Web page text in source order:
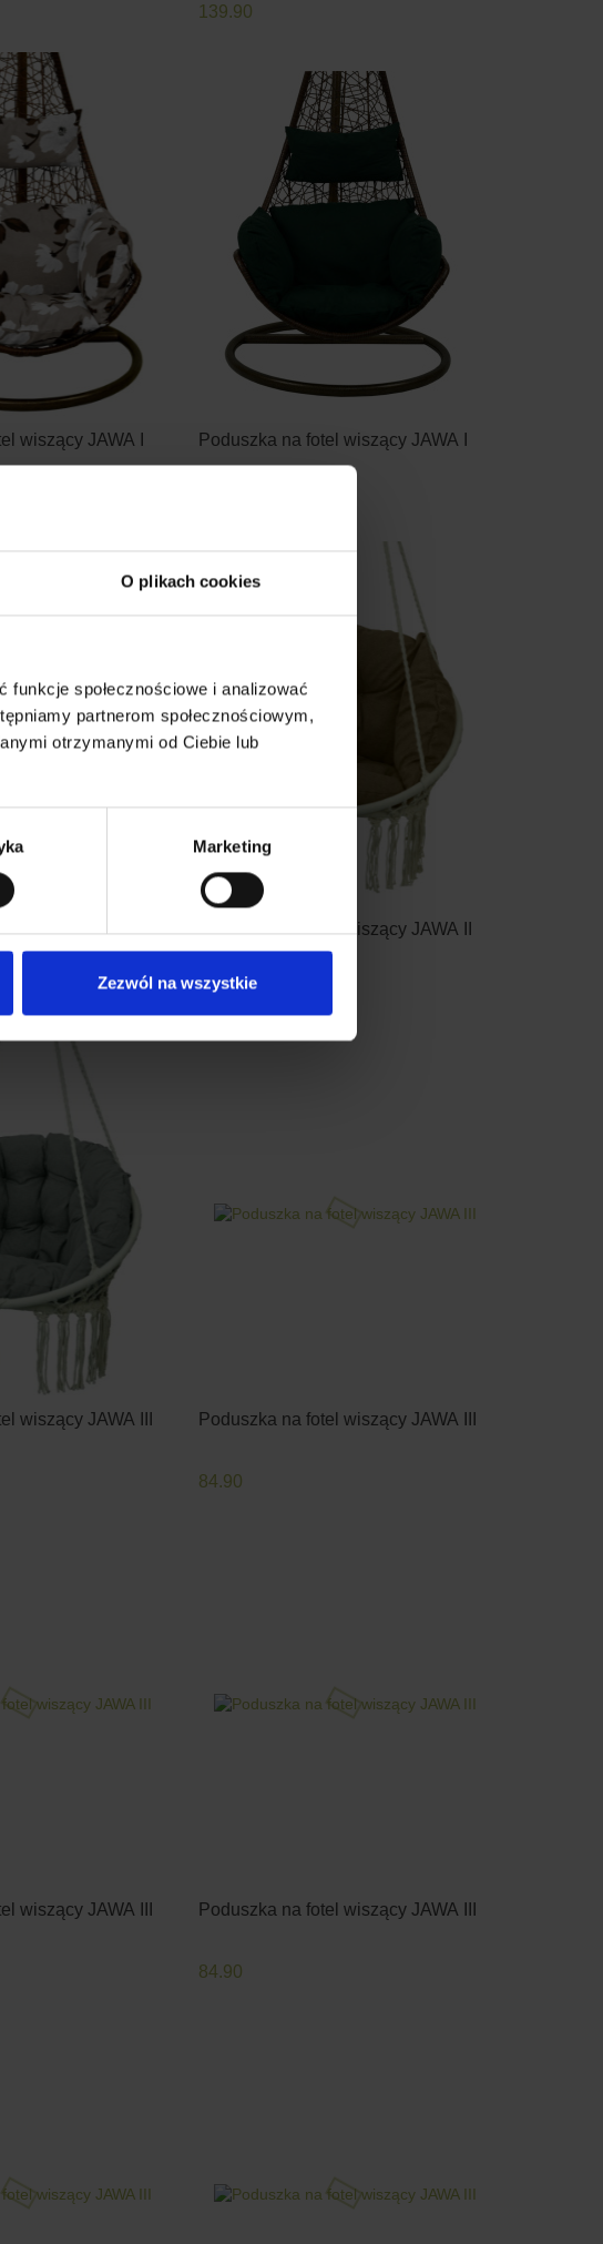
O plikach cookies
społecznościowe i analizować
partnerom społecznościowym,
otrzymanymi od Ciebie lub
Marketing
Zezwól na wszystkie
139.90
wiszący JAWA I Poduszka na fotel wiszący JAWA I
wiszący JAWA I Poduszka na fotel wiszący JAWA II
99.90
wiszący JAWA III Poduszka na fotel wiszący JAWA III
84.90
wiszący JAWA III Poduszka na fotel wiszący JAWA III
84.90